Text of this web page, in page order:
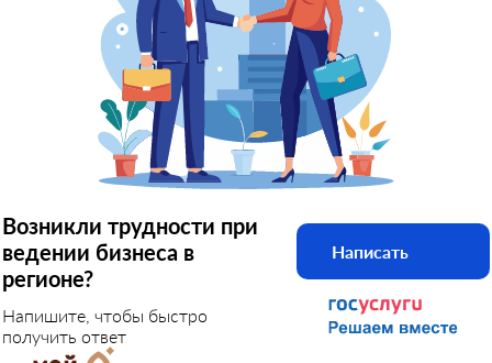
Возникли трудности при
ведении бизнеса в
регионе?
Напишите, чтобы быстро
получить ответ
Написать